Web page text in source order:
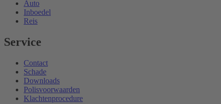
Auto
Inboedel
Reis
Service
Contact
Schade
Downloads
Polisvoorwaarden
Klachtenprocedure